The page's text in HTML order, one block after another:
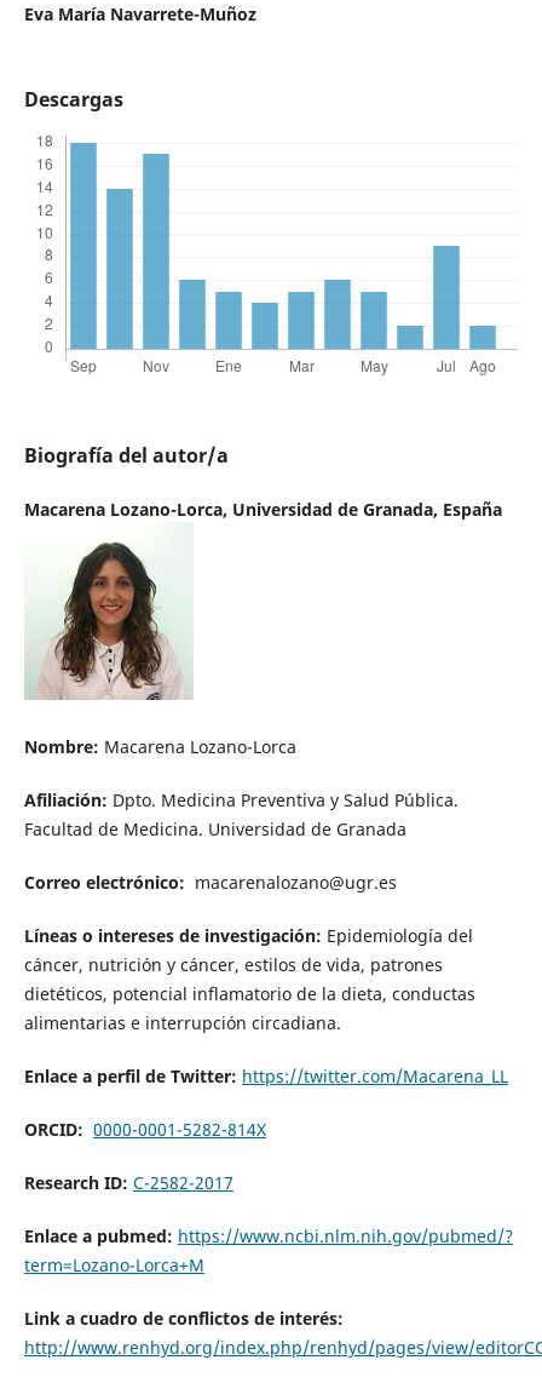
Eva María Navarrete-Muñoz
Descargas
Biografía del autor/a
Macarena Lozano-Lorca, Universidad de Granada, España
Nombre: Macarena Lozano-Lorca
Afiliación: Dpto. Medicina Preventiva y Salud Pública.
Facultad de Medicina. Universidad de Granada
Correo electrónico: macarenalozano@ugr.es
Líneas o intereses de investigación: Epidemiología del
cáncer, nutrición y cáncer, estilos de vida, patrones
dietéticos, potencial inflamatorio de la dieta, conductas
alimentarias e interrupción circadiana.
Enlace a perfil de Twitter: https://twitter.com/Macarena_LL
ORCID: 0000-0001-5282-814X
Research ID: C-2582-2017
Enlace a pubmed: https://www.ncbi.nlm.nih.gov/pubmed/?
term=Lozano-Lorca+M
Link a cuadro de conflictos de interés:
http://www.renhyd.org/index.php/renhyd/pages/view/